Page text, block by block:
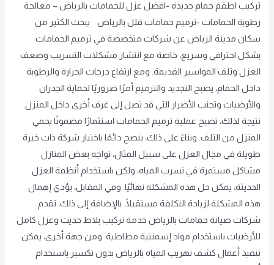
تركيب اطقم حمام جديدة -افضل عزل للحمامات بالرياض – معالجة
رطوبة الحمامات -ترميم حمامات فلل بالرياض يبحث الكثير من
سكان مدينة الرياض عن شركات متخصصة في ترميم الحمامات
بشكل احترافي وسريع، خاصة مع انتشار مشكلات التسريب وضعف
العزل وتلف المواسير القديمة. ومع ارتفاع درجات الحرارة والرطوبة
داخل الحمام، يصبح التجديد والترميم أمرًا ضروريًا لحماية الجدران
والأرضيات وتجنب الأضرار التي قد تصل إلى غرف أخرى داخل المنزل.
نتيجة لذلك، تصبح عملية ترميم الحمامات استثمارًا مضمونًا يحمي
المنزل من التلف. وبناءً على ذلك، ينصح دائمًا باختيار شركة ذات خبرة
طويلة في مجال العزل على سبيل المثال، تواجه بعض المنازل
مشاكل مستمرة في تسرب المياه، ولكن باستخدام أنظمة العزل
الحديثة، يمكن حل هذه المشكلة نهائيًا. وفي المقابل، يؤدي إهمال
هذه المشكلة لزيادة التكلفة مستقبلًا. بالإضافة إلى ذلك، تقدم
شركات صيانة حمامات بالرياض خدمة تركيب بلاط حديث وعزل كامل
للأرضيات باستخدام مواد إسمنتية مطاطية. ومن جهة أخرى، يمكن
تنفيذ أعمال كشف تهريب المياه بالرياض بدون تكسير باستخدام